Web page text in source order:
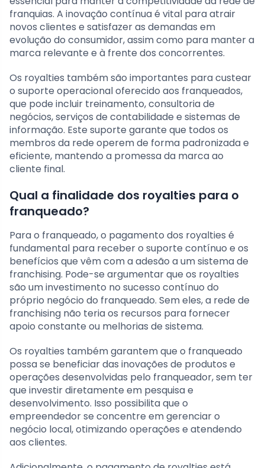
franquias. A inovação contínua é vital para atrair
novos clientes e satisfazer as demandas em
evolução do consumidor, assim como para manter a
marca relevante e à frente dos concorrentes.
Os royalties também são importantes para custear
o suporte operacional oferecido aos franqueados,
que pode incluir treinamento, consultoria de
negócios, serviços de contabilidade e sistemas de
informação. Este suporte garante que todos os
membros da rede operem de forma padronizada e
eficiente, mantendo a promessa da marca ao
cliente final.
Qual a finalidade dos royalties para o
franqueado?
Para o franqueado, o pagamento dos royalties é
fundamental para receber o suporte contínuo e os
benefícios que vêm com a adesão a um sistema de
franchising. Pode-se argumentar que os royalties
são um investimento no sucesso contínuo do
próprio negócio do franqueado. Sem eles, a rede de
franchising não teria os recursos para fornecer
apoio constante ou melhorias de sistema.
Os royalties também garantem que o franqueado
possa se beneficiar das inovações de produtos e
operações desenvolvidas pelo franqueador, sem ter
que investir diretamente em pesquisa e
desenvolvimento. Isso possibilita que o
empreendedor se concentre em gerenciar o
negócio local, otimizando operações e atendendo
aos clientes.